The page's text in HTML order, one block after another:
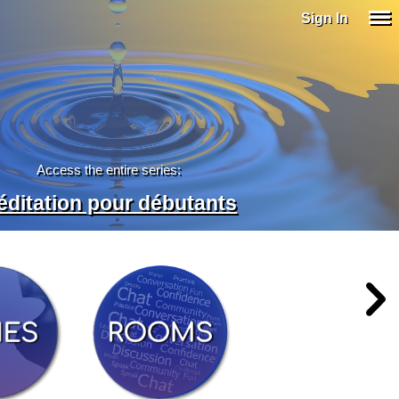
Sign In
Access the entire series:
pour débutants